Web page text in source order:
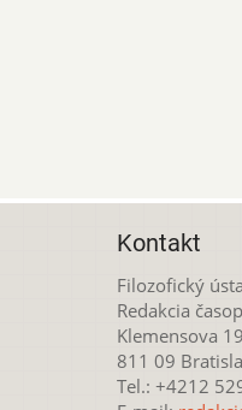
Kontakt
Filozofický
Redakcia
Klemensova 19
811 09
Tel.: +4212